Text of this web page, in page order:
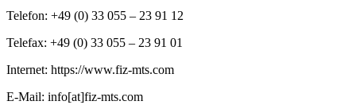
Telefon: +49 (0) 33 055 – 23 91 12
Telefax: +49 (0) 33 055 – 23 91 01
Internet: https://www.fiz-mts.com
E-Mail: info[at]fiz-mts.com